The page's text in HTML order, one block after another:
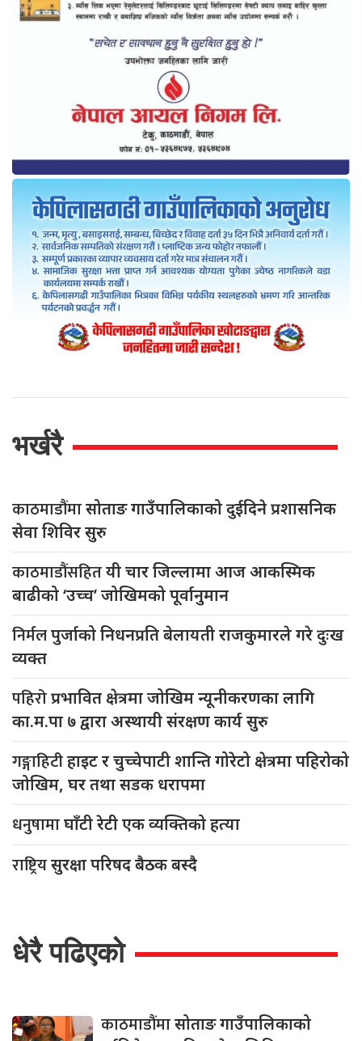
भर्खरै
काठमाडौंमासोताङ गाउँपालिकाको दुईदिने प्रशासनिक
सेवा शिविर सुरु
काठमाडौंसहितयी चार जिल्लामा आज आकस्मिक
बाढीको ‘उच्च’ जोखिमको पूर्वानुमान
निर्मलपुर्जाको निधनप्रति बेलायती राजकुमारले गरे दुःख
व्यक्त
पहिरोप्रभावित क्षेत्रमा जोखिम न्यूनीकरणका लागि
का.म.पा ७ द्वारा अस्थायी संरक्षण कार्य सुरु
गङ्गाहिटीहाइट र चुच्चेपाटी शान्ति गोरेटो क्षेत्रमा पहिरोको
जोखिम, घर तथा सडक धरापमा
धनुषामाघाँटी रेटी एक व्यक्तिको हत्या
राष्ट्रियसुरक्षा परिषद बैठक बस्दै
धेरै पढिएको
काठमाडौंमासोताङ गाउँपालिकाको